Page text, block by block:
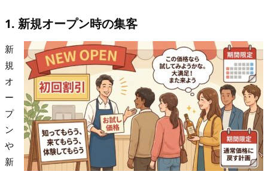
1. 新規オープン時の集客
新
規
オ
ー
プ
ン
や
新